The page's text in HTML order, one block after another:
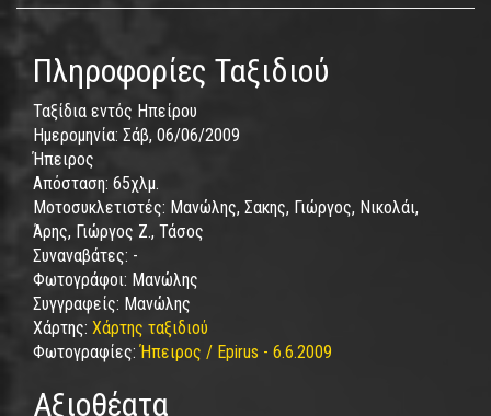
Πληροφορίες Ταξιδιού
Ταξίδια εντός Ηπείρου
Ημερομηνία: Σάβ, 06/06/2009
Ήπειρος
Απόσταση: 65χλμ.
Μοτοσυκλετιστές: Μανώλης, Σακης, Γιώργος, Νικολάι,
Άρης, Γιώργος Ζ., Τάσος
Συναναβάτες: -
Φωτογράφοι: Μανώλης
Συγγραφείς: Μανώλης
Χάρτης: Χάρτης ταξιδιού
Φωτογραφίες:Ήπειρος / Epirus - 6.6.2009
Αξιοθέατα